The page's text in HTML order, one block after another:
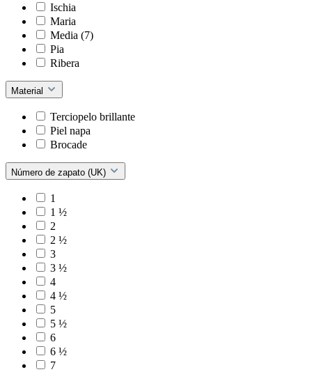
Ischia
Maria
Media (7)
Pia
Ribera
Material
Terciopelo brillante
Piel napa
Brocade
Número de zapato (UK)
1
1 ½
2
2 ½
3
3 ½
4
4 ½
5
5 ½
6
6 ½
7